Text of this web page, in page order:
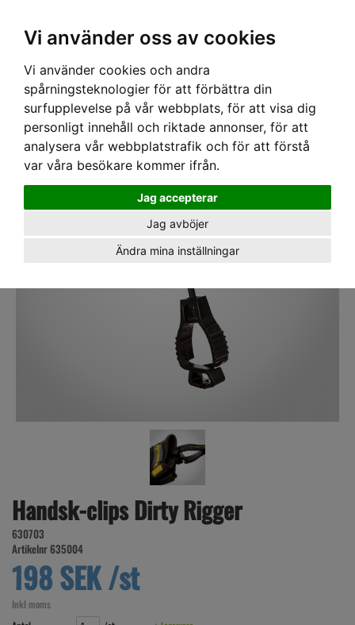
Vi använder oss av cookies
Vi använder cookies och andra
spårningsteknologier för att förbättra din
surfupplevelse på vår webbplats, för att visa dig
personligt innehåll och riktade annonser, för att
analysera vår webbplatstrafik och för att förstå
var våra besökare kommer ifrån.
Jag accepterar
Jag avböjer
Ändra mina inställningar
Hem ›HANDSKAR› Handsk-clips Dirty Rigger
Handsk-clips Dirty Rigger
630703
Artikelnr 635004
198 SEK /st
Inkl moms